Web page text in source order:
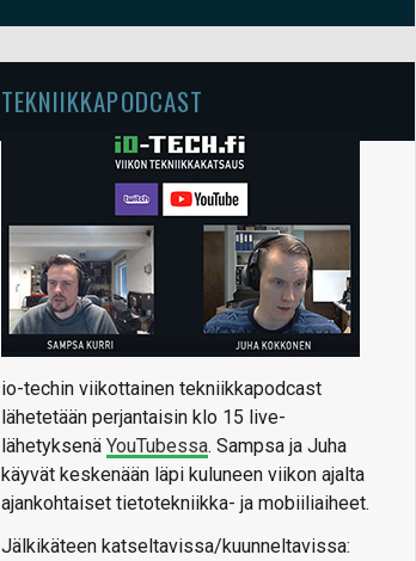
TEKNIIKKAPODCAST
io-techin viikottainen tekniikkapodcast
lähetetään perjantaisin klo 15 live-
lähetyksenä YouTubessa. Sampsa ja Juha
käyvät keskenään läpi kuluneen viikon ajalta
ajankohtaiset tietotekniikka- ja mobiiliaiheet.
Jälkikäteen katseltavissa/kuunneltavissa: